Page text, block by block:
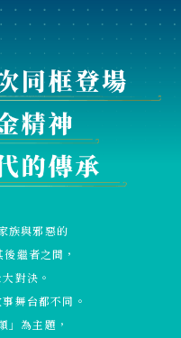
族與邪惡的
繼者之間，
對決。
舞台都不同。
」為主題，